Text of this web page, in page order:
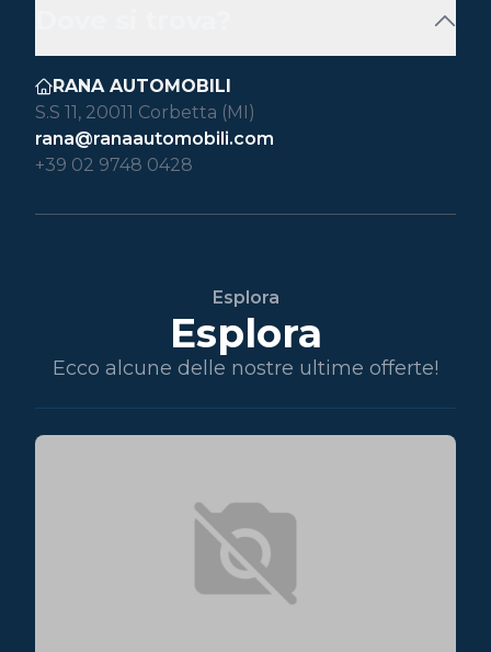
RANA AUTOMOBILI
S.S 11, 20011 Corbetta (MI)
rana@ranaautomobili.com
+39 02 9748 0428
Esplora
Esplora
Ecco alcune delle nostre ultime offerte!